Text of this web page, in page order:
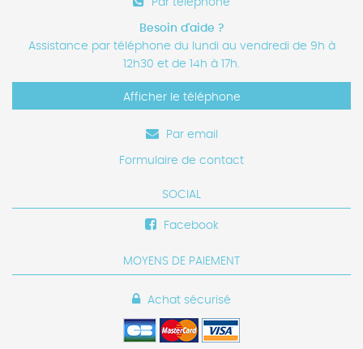
Besoin d'aide ?
Assistance par téléphone du lundi au vendredi de 9h à
12h30 et de 14h à 17h.
Afficher le téléphone
Par email
Formulaire de contact
SOCIAL
Facebook
MOYENS DE PAIEMENT
Achat sécurisé